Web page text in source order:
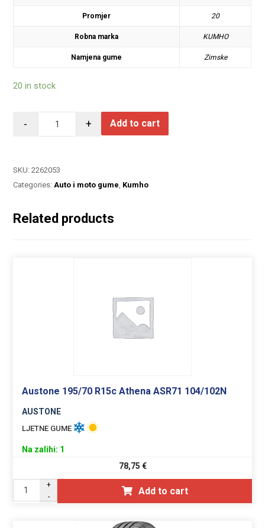
Promjer 20
Robna marka KUMHO
Namjena gume Zimske
20 in stock
- + Add to cart
SKU:2262053
Categories:Auto i moto gume, Kumho
Related products
Austone 195/70 R15c Athena ASR71 104/102N
AUSTONE
LJETNE GUME
Na zalihi: 1
78,75 €
+
-
Add to cart